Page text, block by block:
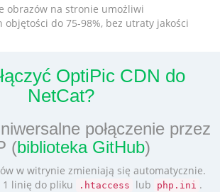
obrazów na stronie umożliwi
objętości do 75-98%, bez utraty jakości
OptiPic CDN do
NetCat?
połączenie przez
(biblioteka GitHub)
w witrynie zmieniają się automatycznie.
1 linię do pliku
.htaccess lub php.ini .